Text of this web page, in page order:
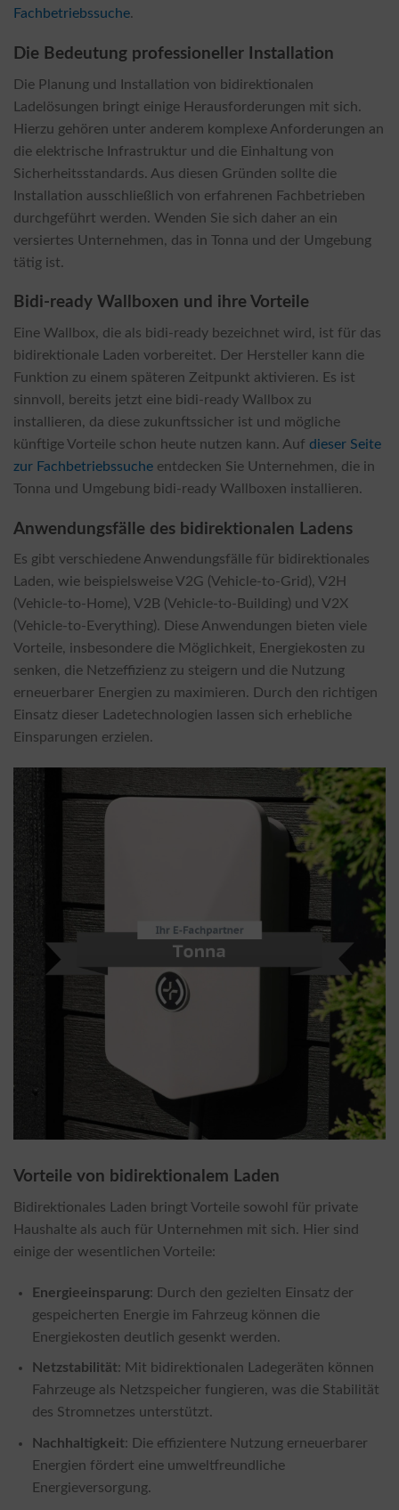
Fachbetriebssuche.
Die Bedeutung professioneller Installation
Die Planung und Installation von bidirektionalen
Ladelösungen bringt einige Herausforderungen mit sich.
Hierzu gehören unter anderem komplexe Anforderungen an
die elektrische Infrastruktur und die Einhaltung von
Sicherheitsstandards. Aus diesen Gründen sollte die
Installation ausschließlich von erfahrenen Fachbetrieben
durchgeführt werden. Wenden Sie sich daher an ein
versiertes Unternehmen, das in Tonna und der Umgebung
tätig ist.
Bidi-ready Wallboxen und ihre Vorteile
Eine Wallbox, die als bidi-ready bezeichnet wird, ist für das
bidirektionale Laden vorbereitet. Der Hersteller kann die
Funktion zu einem späteren Zeitpunkt aktivieren. Es ist
sinnvoll, bereits jetzt eine bidi-ready Wallbox zu
installieren, da diese zukunftssicher ist und mögliche
künftige Vorteile schon heute nutzen kann. Auf dieser Seite
zur Fachbetriebssuche entdecken Sie Unternehmen, die in
Tonna und Umgebung bidi-ready Wallboxen installieren.
Anwendungsfälle des bidirektionalen Ladens
Es gibt verschiedene Anwendungsfälle für bidirektionales
Laden, wie beispielsweise V2G (Vehicle-to-Grid), V2H
(Vehicle-to-Home), V2B (Vehicle-to-Building) und V2X
(Vehicle-to-Everything). Diese Anwendungen bieten viele
Vorteile, insbesondere die Möglichkeit, Energiekosten zu
senken, die Netzeffizienz zu steigern und die Nutzung
erneuerbarer Energien zu maximieren. Durch den richtigen
Einsatz dieser Ladetechnologien lassen sich erhebliche
Einsparungen erzielen.
Vorteile von bidirektionalem Laden
Bidirektionales Laden bringt Vorteile sowohl für private
Haushalte als auch für Unternehmen mit sich. Hier sind
einige der wesentlichen Vorteile:
Energieeinsparung: Durch den gezielten Einsatz der
gespeicherten Energie im Fahrzeug können die
Energiekosten deutlich gesenkt werden.
Netzstabilität: Mit bidirektionalen Ladegeräten können
Fahrzeuge als Netzspeicher fungieren, was die Stabilität
des Stromnetzes unterstützt.
Nachhaltigkeit: Die effizientere Nutzung erneuerbarer
Energien fördert eine umweltfreundliche
Energieversorgung.